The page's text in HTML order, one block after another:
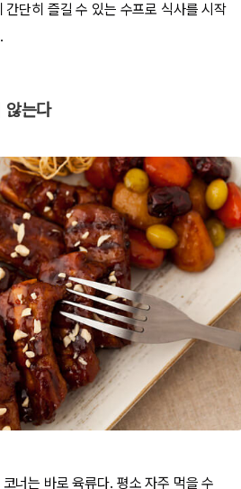
간단히 즐길 수 있는 수프로 식사를 시작
않는다
너는 바로 육류다. 평소 자주 먹을 수